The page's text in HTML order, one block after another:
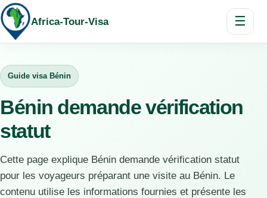
Africa-Tour-Visa ☰
Guide visa Bénin
Bénin demande vérification
statut
Cette page explique Bénin demande vérification statut
pour les voyageurs préparant une visite au Bénin. Le
contenu utilise les informations fournies et présente les